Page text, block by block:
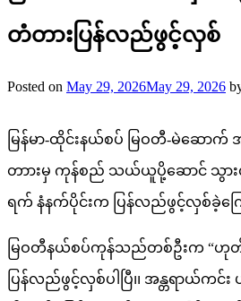
တံတားပြန်လည်ဖွင့်လှစ်
Posted on May 29, 2026May 29, 2026
မြန်မာ-ထိုင်းနယ်စပ် မြဝတီ-မဲဆော
တာားမှ ကုန်စည် သယ်ယူပို့ဆောင် သွားလ
ရက်​ နံနက်ပိုင်းက ပြန်လည်ဖွင့်လှစ်ခဲ့​က
မြဝတီနယ်စပ်ကုန်သည်တစ်ဦးက “ဟု
ပြန်လည်ဖွင့်လှစ်ပါပြီ၊၊ အန္တရာယ်ကင်